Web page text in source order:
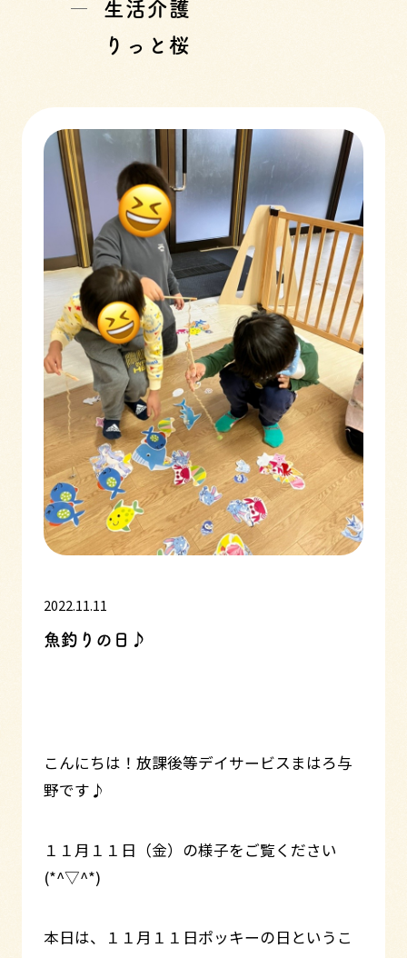
2022.11.11
魚釣りの日♪
こんにちは！放課後等デイサービスまはろ与
野です♪
１１月１１日（金）の様子をご覧ください
(*^▽^*)
本日は、１１月１１日ポッキーの日というこ
生活介護
りっと桜